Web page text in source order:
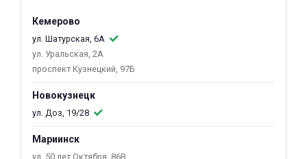
Кемерово
ул. Шатурская, 6А
ул. Уральская, 2А
проспект Кузнецкий, 97Б
Новокузнецк
ул. Доз, 19/28
Мариинск
ул. 50 лет Октября, 86В
об оплате Плайтом
недели
Остались вопросы?